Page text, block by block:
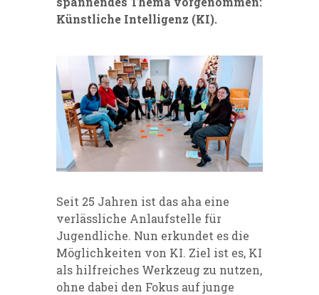
Künstliche Intelligenz (KI).
Seit 25 Jahren ist das aha eine
verlässliche Anlaufstelle für
Jugendliche. Nun erkundet es die
Möglichkeiten von KI. Ziel ist es, KI
als hilfreiches Werkzeug zu nutzen,
ohne dabei den Fokus auf junge